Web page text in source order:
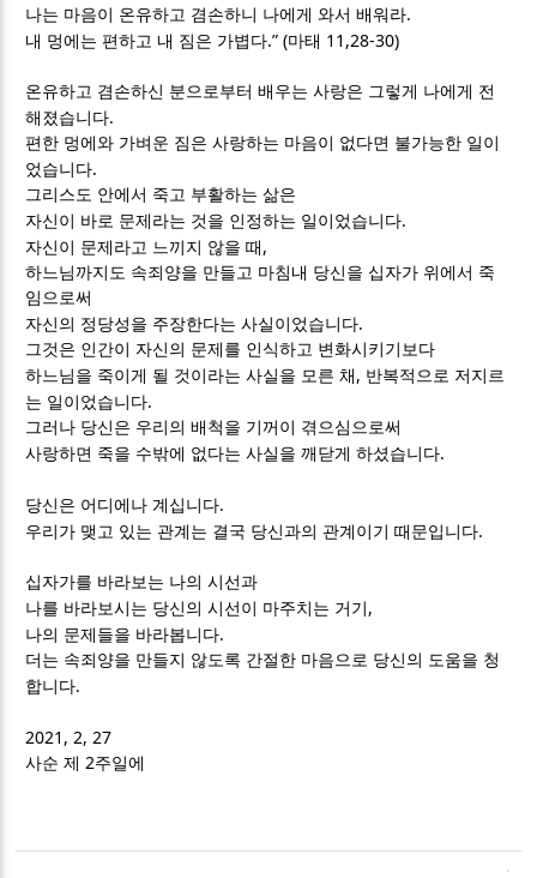
나는 마음이 온유하고 겸손하니 나에게 와서 배워라.
내 멍에는 편하고 내 짐은 가볍다.” (마태 11,28-30)
온유하고 겸손하신 분으로부터 배우는 사랑은 그렇게 나에게 전
해졌습니다.
편한 멍에와 가벼운 짐은 사랑하는 마음이 없다면 불가능한 일이
었습니다.
그리스도 안에서 죽고 부활하는 삶은
자신이 바로 문제라는 것을 인정하는 일이었습니다.
자신이 문제라고 느끼지 않을 때 ,
하느님까지도 속죄양을 만들고 마침내 당신을 십자가 위에서 죽
임으로써
자신의 정당성을 주장한다는 사실이었습니다.
그것은 인간이 자신의 문제를 인식하고 변화시키기보다
하느님을 죽이게 될 것이라는 사실을 모른 채 , 반복적으로 저지르
는 일이었습니다.
그러나 당신은 우리의 배척을 기꺼이 겪으심으로써
사랑하면 죽을 수밖에 없다는 사실을 깨닫게 하셨습니다.
당신은 어디에나 계십니다.
우리가 맺고 있는 관계는 결국 당신과의 관계이기 때문입니다.
십자가를 바라보는 나의 시선과
나를 바라보시는 당신의 시선이 마주치는 거기 ,
나의 문제들을 바라봅니다.
더는 속죄양을 만들지 않도록 간절한 마음으로 당신의 도움을 청
합니다.
2021, 2, 27
사순 제 2주일에